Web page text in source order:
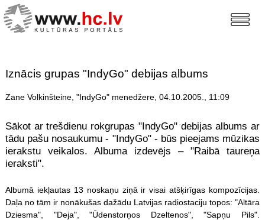
Iznācis grupas "IndyGo" debijas albums
Zane Volkinšteine, "IndyGo" menedžere, 04.10.2005., 11:09
Sākot ar trešdienu rokgrupas "IndyGo" debijas albums ar
tādu pašu nosaukumu - "IndyGo" - būs pieejams mūzikas
ierakstu veikalos. Albuma izdevējs – "Raibā taureņa
ieraksti".
Albumā iekļautas 13 noskaņu ziņā ir visai atšķirīgas kompozīcijas.
Daļa no tām ir nonākušas dažādu Latvijas radiostaciju topos: "Altāra
Dziesma", "Deja", "Ūdenstorņos Dzeltenos", "Sapņu Pils".